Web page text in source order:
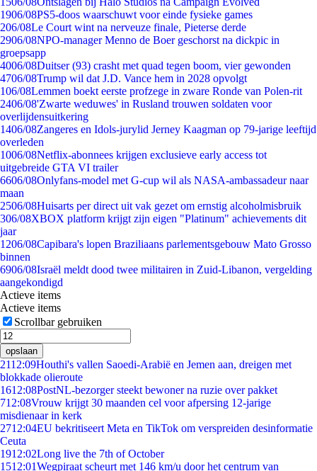
1906/08PS5-doos waarschuwt voor einde fysieke games
206/08Le Court wint na nerveuze finale, Pieterse derde
2906/08NPO-manager Menno de Boer geschorst na dickpic in
groepsapp
4006/08Duitser (93) crasht met quad tegen boom, vier gewonden
4706/08Trump wil dat J.D. Vance hem in 2028 opvolgt
106/08Lemmen boekt eerste profzege in zware Ronde van Polen-rit
2406/08'Zwarte weduwes' in Rusland trouwen soldaten voor
overlijdensuitkering
1406/08Zangeres en Idols-jurylid Jerney Kaagman op 79-jarige leeftijd
overleden
1006/08Netflix-abonnees krijgen exclusieve early access tot
uitgebreide GTA VI trailer
6606/08Onlyfans-model met G-cup wil als NASA-ambassadeur naar
maan
2506/08Huisarts per direct uit vak gezet om ernstig alcoholmisbruik
306/08XBOX platform krijgt zijn eigen "Platinum" achievements dit
jaar
1206/08Capibara's lopen Braziliaans parlementsgebouw Mato Grosso
binnen
6906/08Israël meldt dood twee militairen in Zuid-Libanon, vergelding
aangekondigd
Actieve items
Actieve items
Scrollbar gebruiken
opslaan
2112:09Houthi's vallen Saoedi-Arabië en Jemen aan, dreigen met
blokkade olieroute
1612:08PostNL-bezorger steekt bewoner na ruzie over pakket
712:08Vrouw krijgt 30 maanden cel voor afpersing 12-jarige
misdienaar in kerk
2712:04EU bekritiseert Meta en TikTok om verspreiden desinformatie
Ceuta
1912:02Long live the 7th of October
1512:01Wegpiraat scheurt met 146 km/u door het centrum van